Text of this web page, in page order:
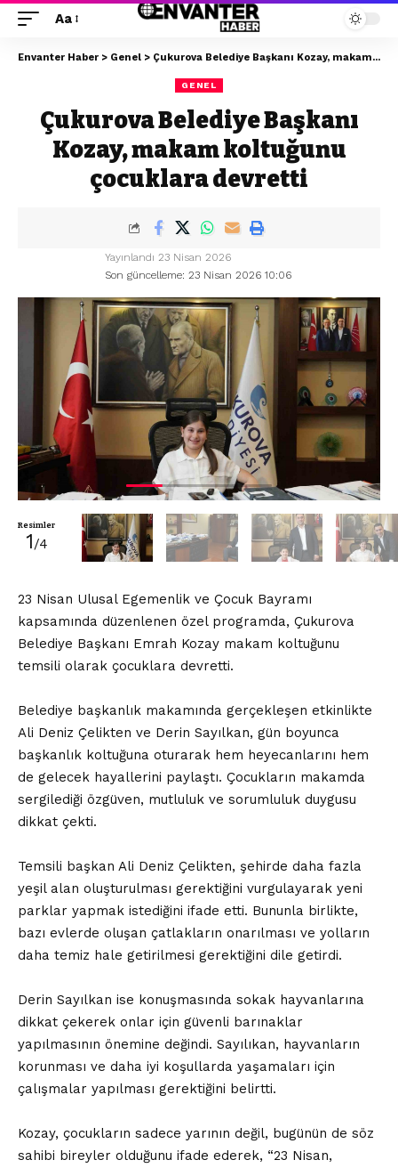
Aa
Envanter Haber > Genel > Çukurova Belediye Başkanı Kozay, makam koltuğunu çocuklara devretti
GENEL
Çukurova Belediye Başkanı
Kozay, makam koltuğunu
çocuklara devretti
Son güncelleme: 23 Nisan 2026 10:06
Yayınlandı 23 Nisan 2026
Resimler
1/4
23 Nisan Ulusal Egemenlik ve Çocuk Bayramı
kapsamında düzenlenen özel programda, Çukurova
Belediye Başkanı Emrah Kozay makam koltuğunu
temsili olarak çocuklara devretti.
Belediye başkanlık makamında gerçekleşen etkinlikte
Ali Deniz Çelikten ve Derin Sayılkan, gün boyunca
başkanlık koltuğuna oturarak hem heyecanlarını hem
de gelecek hayallerini paylaştı. Çocukların makamda
sergilediği özgüven, mutluluk ve sorumluluk duygusu
dikkat çekti.
Temsili başkan Ali Deniz Çelikten, şehirde daha fazla
yeşil alan oluşturulması gerektiğini vurgulayarak yeni
parklar yapmak istediğini ifade etti. Bununla birlikte,
bazı evlerde oluşan çatlakların onarılması ve yolların
daha temiz hale getirilmesi gerektiğini dile getirdi.
Derin Sayılkan ise konuşmasında sokak hayvanlarına
dikkat çekerek onlar için güvenli barınaklar
yapılmasının önemine değindi. Sayılıkan, hayvanların
korunması ve daha iyi koşullarda yaşamaları için
çalışmalar yapılması gerektiğini belirtti.
Kozay, çocukların sadece yarının değil, bugünün de söz
sahibi bireyler olduğunu ifade ederek, “23 Nisan,